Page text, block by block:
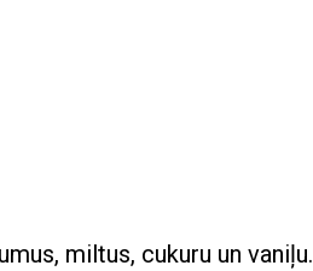
miltus, cukuru un vaniļu.